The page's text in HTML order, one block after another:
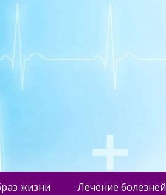
жизни Лечение болезней